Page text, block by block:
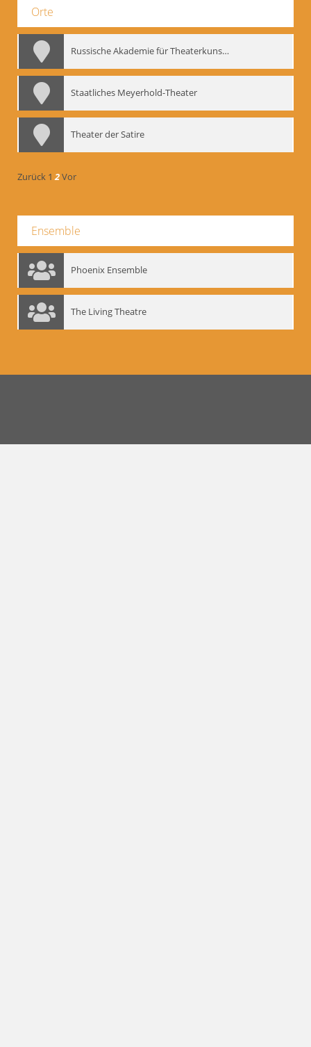
Orte
Russische Akademie für Theaterkunst – GITIS
Staatliches Meyerhold-Theater
Theater der Satire
Zurück 1 2Vor
Ensemble
Phoenix Ensemble
The Living Theatre